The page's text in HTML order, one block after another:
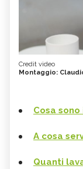
Credit video
Montaggio:
Cosa
A cosa
Quanti